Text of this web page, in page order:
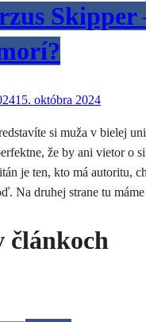
Skipper
15. októbra 2024
si muža v bielej
že by ani vietor o
je ten, kto má autoritu,
Na druhej strane tu
článkoch